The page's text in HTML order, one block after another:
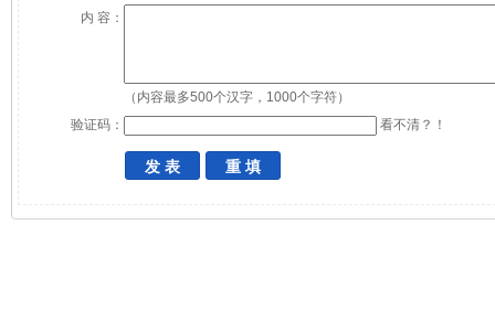
内 容：
（内容最多500个汉字，1000个字符）
验证码：
看不清？！